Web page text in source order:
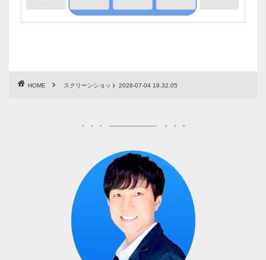
HOME スクリーンショット 2026-07-04 19.32.05